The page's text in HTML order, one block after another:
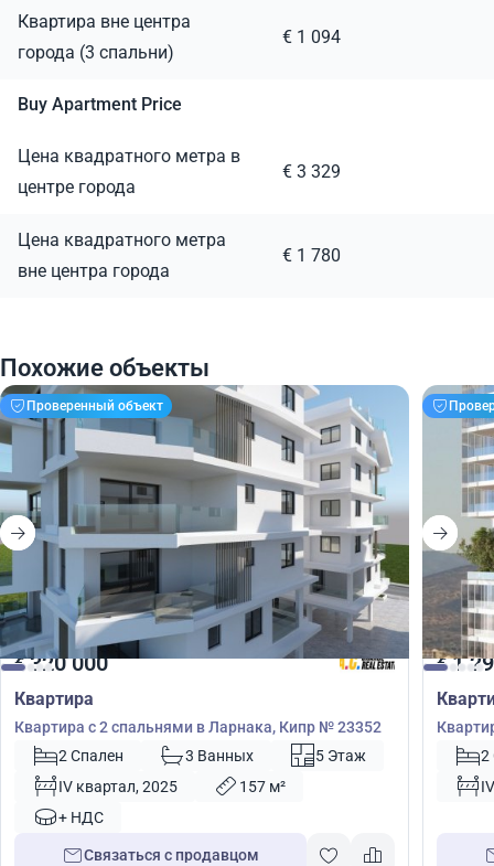
Квартира вне центра
города (3 спальни)
€ 1 094
Buy Apartment Price
Цена квадратного метра в
центре города
€ 3 329
Цена квадратного метра
вне центра города
€ 1 780
Похожие объекты
Проверенный объект
€320 000
Квартира
Квартира с 2 спальнями в Ларнака, Кипр № 23352
2 Спален
3 Ванных
5 Этаж
IV квартал, 2025
157 м²
+ НДС
Связаться с продавцом
€1
Кипр2